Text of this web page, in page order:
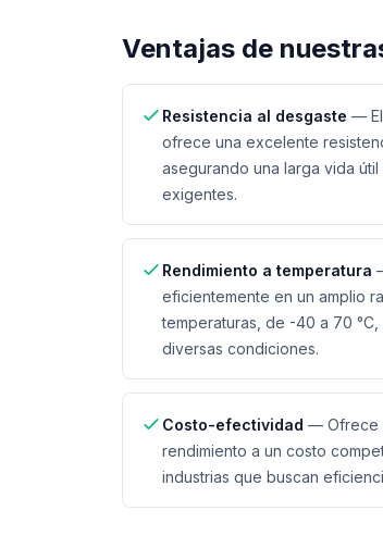
Ventajas de
Resistencia al desgaste —
ofrece una excelente
asegurando una larga vida
exigentes.
Rendimiento a temperatura
eficientemente en un amplio
temperaturas, de -40 a 70 °C,
diversas condiciones.
Costo-efectividad — Ofrece
rendimiento a un costo
industrias que buscan